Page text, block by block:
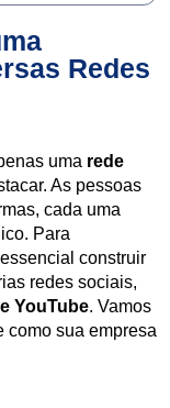
Redes
uma rede
As pessoas
cada uma
construir
redes sociais,
YouTube. Vamos
como sua empresa